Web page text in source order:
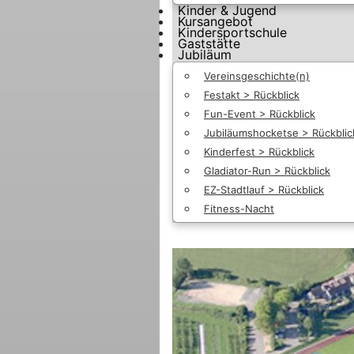
Kinder & Jugend
Kursangebot
Kindersportschule
Gaststätte
Jubiläum
Vereinsgeschichte(n)
Festakt > Rückblick
Fun-Event > Rückblick
Jubiläumshocketse >
Kinderfest > Rückblick
Gladiator-Run > Rückblick
EZ-Stadtlauf > Rückblick
Fitness-Nacht